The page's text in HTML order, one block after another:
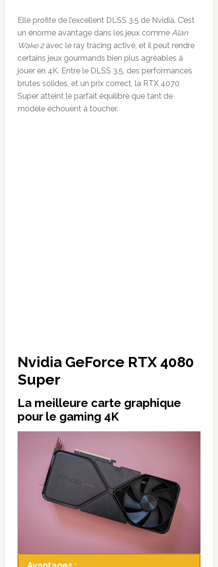
Elle profite de l’excellent DLSS 3.5 de Nvidia. C’est
un énorme avantage dans les jeux comme Alan
Wake 2avec le ray tracing activé, et il peut rendre
certains jeux gourmands bien plus agréables à
jouer en 4K. Entre le DLSS 3.5, des performances
brutes solides, et un prix correct, la RTX 4070
Super atteint le parfait équilibre que tant de
modèle échouent à toucher.
Nvidia GeForce RTX 4080
Super
La meilleure carte graphique
pour le gaming 4K